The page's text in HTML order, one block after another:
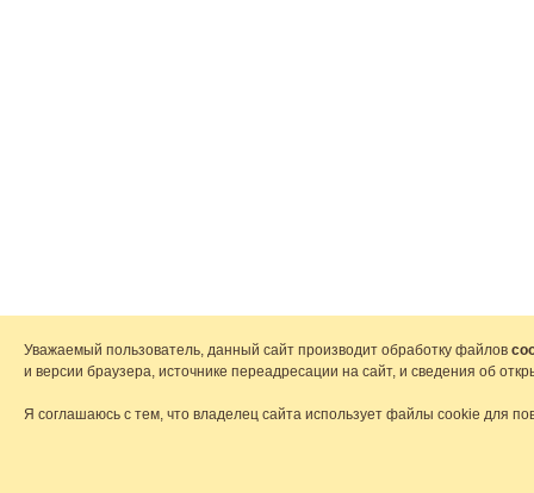
Уважаемый пользователь, данный сайт производит обработку файлов
и версии браузера, источнике переадресации на сайт, и сведения об
Я соглашаюсь с тем, что владелец сайта использует файлы cookie для